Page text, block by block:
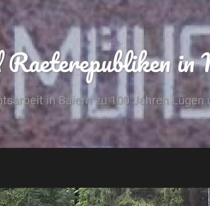
in
in Baiern zu 100 Jahren